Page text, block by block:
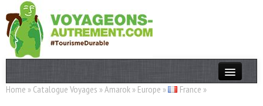
Actualités
Home » Catalogue Voyages »Amarok » Europe » France »